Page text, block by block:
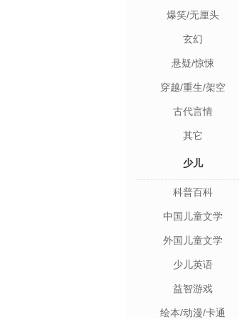
爆笑/无厘头
玄幻
悬疑/惊悚
穿越/重生/架空
古代言情
其它
少儿
科普百科
中国儿童文学
外国儿童文学
少儿英语
益智游戏
绘本/动漫/卡通